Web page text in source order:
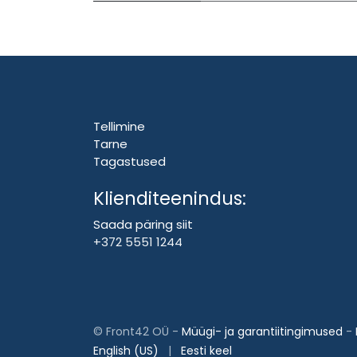
Tellimine
Tarne
Tagastused
Klienditeenindus:
Saada päring siit
+372 5551 1244
© Front42 OÜ - Müügi- ja garantiitingimused -
English (US)
| Eesti keel